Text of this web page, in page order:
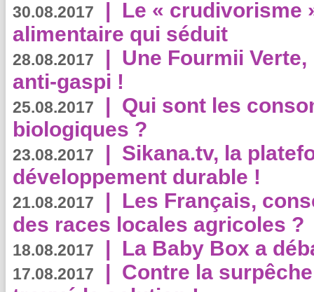
30.08.2017 | Le « crudivorisme
alimentaire qui séduit
28.08.2017 | Une Fourmii
anti-gaspi !
25.08.2017 | Qui sont les
biologiques ?
23.08.2017 | Sikana.tv, la
développement durable !
21.08.2017 | Les Français,
des races locales agricoles ?
18.08.2017 | La Baby Box a
17.08.2017 | Contre la